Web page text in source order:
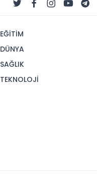
EĞİTİM
DÜNYA
SAĞLIK
TEKNOLOJİ